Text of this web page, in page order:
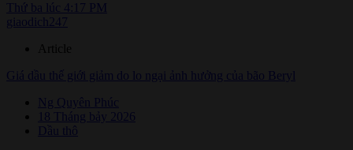
Thứ ba lúc 4:17 PM
giaodich247
Article
Giá dầu thế giới giảm do lo ngại ảnh hưởng của bão Beryl
Ng Quyên Phúc
18 Tháng bảy 2026
Dầu thô